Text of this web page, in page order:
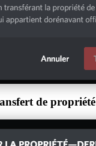
de propriété